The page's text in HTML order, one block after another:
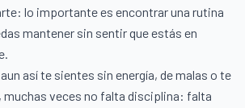
lo importante es encontrar una rutina
mantener sin sentir que estás en
así te sientes sin energía, de malas o te
veces no falta disciplina: falta